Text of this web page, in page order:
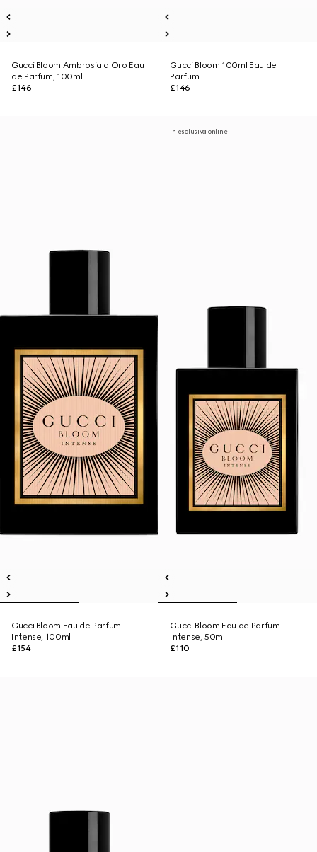
Gucci Bloom Ambrosia d'Oro Eau
de Parfum, 100ml
£146
Gucci Bloom 100ml Eau de
Parfum
£146
Gucci Bloom Eau de Parfum
Intense, 100ml
£154
In esclusiva online
Gucci Bloom Eau de Parfum
Intense, 50ml
£110